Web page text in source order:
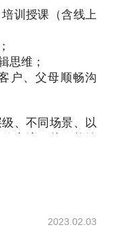
队的多角度解读
多数误会产生的
同的人，其实需
，但这其实是可
决这些问题。
的具体使用场
诉我你遇到的问
、演讲、课程的
训授课（含线上
思维；
户、父母顺畅沟
、不同场景、以
一个实用操作模
2023.02.03